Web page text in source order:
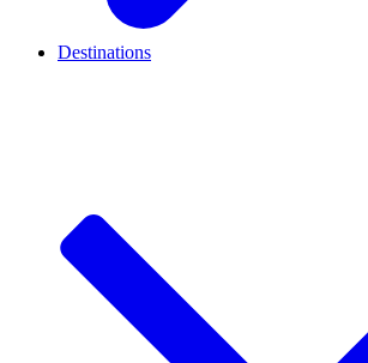
Destinations